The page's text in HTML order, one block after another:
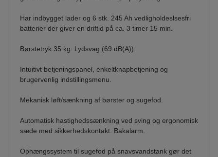
Har indbygget lader og 6 stk. 245 Ah vedligholdeslsesfri
batterier der giver en driftid på ca. 3 timer 15 min.
Børstetryk 35 kg. Lydsvag (69 dB(A)).
Intuitivt betjeningspanel, enkeltknapbetjening og
brugervenlig indstillingsmenu.
Mekanisk løft/sænkning af børster og sugefod.
Automatisk hastighedssænkning ved sving og ergonomisk
sæde med sikkerhedskontakt. Bakalarm.
Ophængssystem til sugefod på snavsvandstank gør det